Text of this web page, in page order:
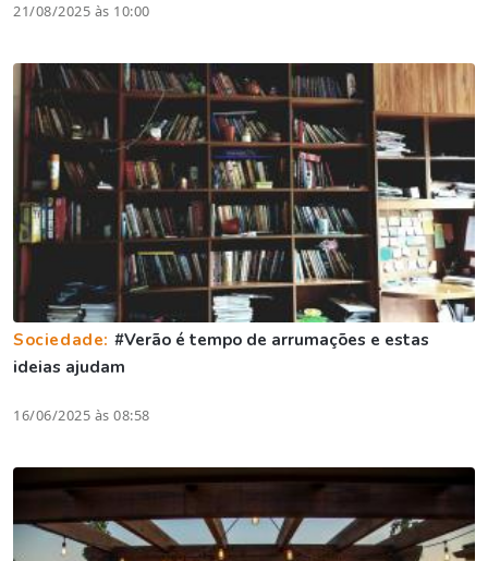
21/08/2025 às 10:00
Sociedade: #Verão é tempo de arrumações e estas
ideias ajudam
16/06/2025 às 08:58